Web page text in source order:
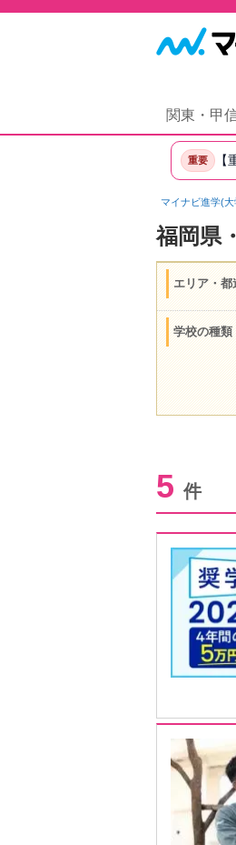
関東・甲
重要
マイナビ進学(
福岡県
エリア・都
学校の種類
5 件